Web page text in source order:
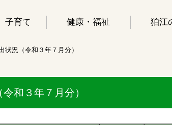
子育て 健康・福祉 狛江
状況（令和３年７月分）
和３年７月分）